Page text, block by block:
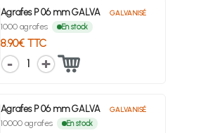
Agrafes P 06 mm GALVA GALVANISÉ
1000 agrafes En stock
8.90€ TTC
1
Agrafes P 06 mm GALVA GALVANISÉ
10000 agrafes En stock